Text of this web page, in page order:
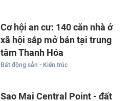
Cơ hội an cư: 140 căn nhà ở
xã hội sắp mở bán tại trung
tâm Thanh Hóa
Bất động sản - Kiến trúc
Sao Mai Central Point - đất